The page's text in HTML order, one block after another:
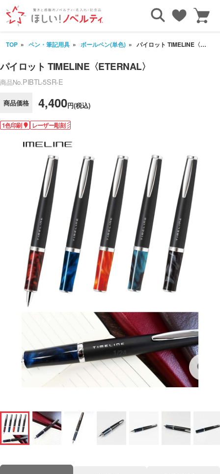
TOP ペン・筆記用具 ボールペン(単色) パイロット TIMELINE〈ETERNAL〉
パイロット TIMELINE〈ETERNAL〉
商品No.PIBTL-5SR-E
商品価格 4,400円(税込)
1色印刷 レーザー彫刻
1/24